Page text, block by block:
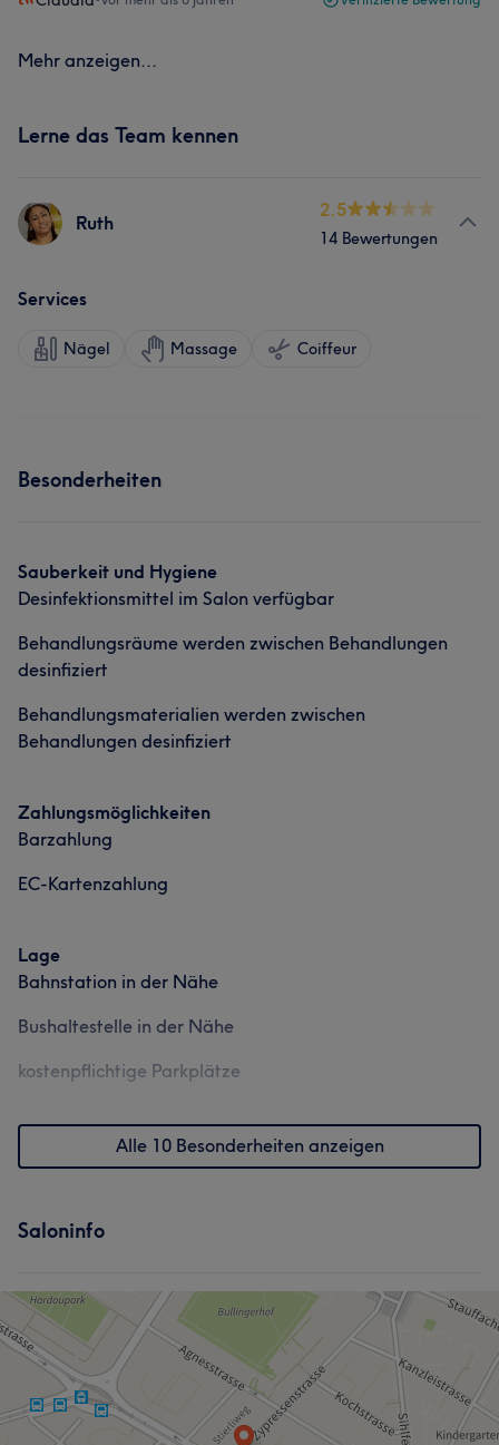
Mehr anzeigen...
Lerne das Team kennen
Ruth
2.5
14 Bewertungen
Services
Nägel Massage Coiffeur
Besonderheiten
Sauberkeit und Hygiene
Desinfektionsmittel im Salon verfügbar
Behandlungsräume werden zwischen Behandlungen
desinfiziert
Behandlungsmaterialien werden zwischen
Behandlungen desinfiziert
Zahlungsmöglichkeiten
Barzahlung
EC-Kartenzahlung
Lage
Bahnstation in der Nähe
Bushaltestelle in der Nähe
kostenpflichtige Parkplätze
Alle 10 Besonderheiten anzeigen
Saloninfo